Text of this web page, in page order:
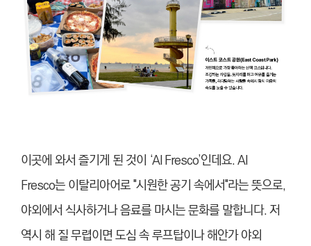
이곳에 와서 즐기게 된 것이 ‘Al Fresco’인데요. Al
Fresco는 이탈리아어로 "시원한 공기 속에서"라는 뜻으로,
야외에서 식사하거나 음료를 마시는 문화를 말합니다. 저
역시 해 질 무렵이면 도심 속 루프탑이나 해안가 야외